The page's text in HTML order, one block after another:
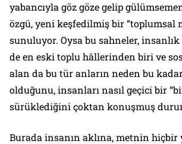
yabancıyla göz göze gelip
özgü, yeni keşfedilmiş bir “toplumsal
sunuluyor. Oysa bu sahneler,
de en eski toplu hâllerinden biri ve
alan da bu tür anların neden bu
olduğunu, insanları nasıl geçici bir
sürüklediğini çoktan konuşmuş
Burada insanın aklına, metnin hiçbir